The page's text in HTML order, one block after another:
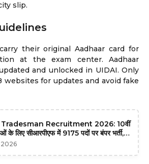
slip.
their original Aadhaar card for
at the exam center. Aadhaar
and unlocked in UIDAI. Only
websites for updates and avoid fake
Tradesman Recruitment 2026: 10वीं
के लिए सीआरपीएफ में 9175 पदों पर बंपर भर्ती,
ऑनलाइन आवेदन
2026